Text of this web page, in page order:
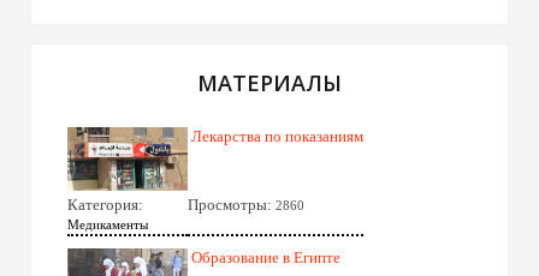
МАТЕРИАЛЫ
Лекарства по показаниям
Категория:
Медикаменты
Просмотры: 2860
Образование в Египте